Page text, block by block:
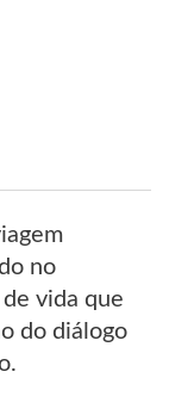
no
vida que
do diálogo